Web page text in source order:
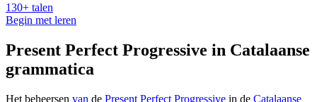
130+ talen
Begin met leren
Present Perfect Progressive in Catalaanse
grammatica
Het beheersen van de Present Perfect Progressive in de Catalaanse